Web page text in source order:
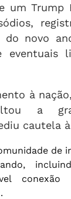
um Trump
novo
eventuais
à
a
cautela
de